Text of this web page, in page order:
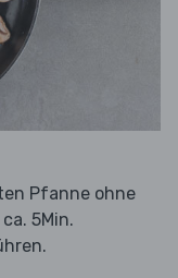
Pfanne ohne
5Min.